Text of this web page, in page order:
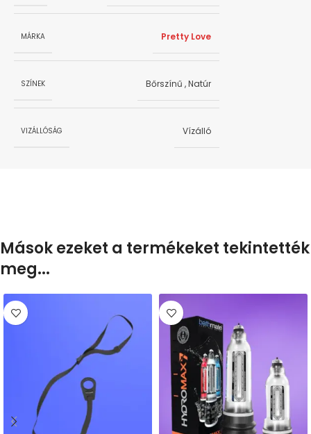
MÁRKA Pretty Love
SZÍNEK Bőrszínű ,Natúr
VIZÁLLÓSÁG Vízálló
Mások ezeket a termékeket tekintették
meg...